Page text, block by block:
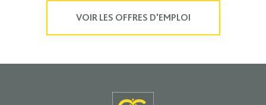
VOIR LES OFFRES D'EMPLOI